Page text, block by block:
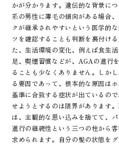
かが分かります。遺伝的な背景に
系の男性に薄毛の傾向がある場合
クが継承されやすいという医学的
ツを確認することも判断を裏付け
た、生活環境の変化、例えば食生
足、喫煙習慣などが、AGAの進行
ることも少なくありません。しか
る要因であって、根本的な原因は
基準に合致する症状が出ているの
せようとするのは限界があります
は、主観的な思い込みを捨てて、
進行の継続性という三つの柱から
求められます。自分の髪の状態を